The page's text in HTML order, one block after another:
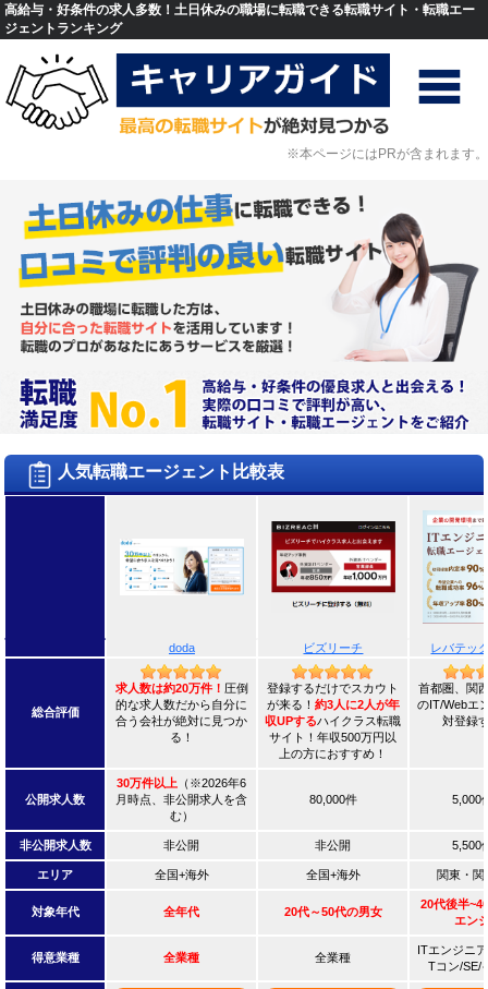
高給与・好条件の求人多数！土日休みの職場に転職できる転職サイト・転職エー
ジェントランキング
※本ページにはPRが含まれます。
人気転職エージェント比較表
doda ビズリーチ レバテッ
総合評価
求人数は約20万件！ 圧倒
的な求人数だから自分に
合う会社が絶対に見つか
る！
登録するだけでスカウト
が来る！ 約3人に2人が年
収UPするハイクラス転職
サイト！年収500万円以
上の方におすすめ！
首都圏、関
のIT/Webエ
対登録
公開求人数
30万件以上
（※2026年6
月時点、非公開求人を含
む）
80,000件 5,000
非公開求人数 非公開 非公開 5,500
エリア 全国+海外 全国+海外 関東・関
対象年代 全年代 20代～50代の男女
20代後半
エン
得意業種 全業種 全業種
ITエンジニ
Tコン/SE/